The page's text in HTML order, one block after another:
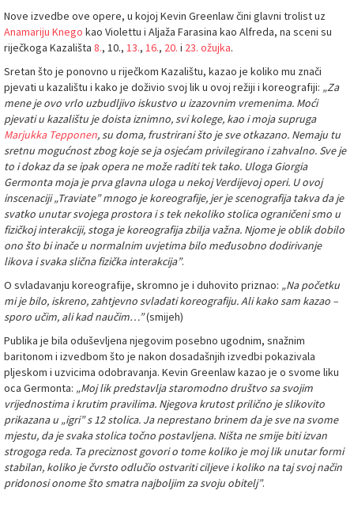
Nove izvedbe ove opere, u kojoj Kevin Greenlaw čini glavni trolist uz
Anamariju Knego kao Violettu i Aljaža Farasina kao Alfreda, na sceni su
riječkoga Kazališta 8., 10., 13., 16., 20. i 23. ožujka.
Sretan što je ponovno u riječkom Kazalištu, kazao je koliko mu znači
pjevati u kazalištu i kako je doživio svoj lik u ovoj režiji i koreografiji: „Za
mene je ovo vrlo uzbudljivo iskustvo u izazovnim vremenima. Moći
pjevati u kazalištu je doista iznimno, svi kolege, kao i moja supruga
Marjukka Tepponen, su doma, frustrirani što je sve otkazano. Nemaju tu
sretnu mogućnost zbog koje se ja osjećam privilegirano i zahvalno. Sve je
to i dokaz da se ipak opera ne može raditi tek tako. Uloga Giorgia
Germonta moja je prva glavna uloga u nekoj Verdijevoj operi. U ovoj
inscenaciji „Traviate” mnogo je koreografije, jer je scenografija takva da je
svatko unutar svojega prostora i s tek nekoliko stolica ograničeni smo u
fizičkoj interakciji, stoga je koreografija zbilja važna. Njome je oblik dobilo
ono što bi inače u normalnim uvjetima bilo međusobno dodirivanje
likova i svaka slična fizička interakcija”.
O svladavanju koreografije, skromno je i duhovito priznao: „Na početku
mi je bilo, iskreno, zahtjevno svladati koreografiju. Ali kako sam kazao –
sporo učim, ali kad naučim…”(smijeh)
Publika je bila oduševljena njegovim posebno ugodnim, snažnim
baritonom i izvedbom što je nakon dosadašnjih izvedbi pokazivala
pljeskom i uzvicima odobravanja. Kevin Greenlaw kazao je o svome liku
oca Germonta: „Moj lik predstavlja staromodno društvo sa svojim
vrijednostima i krutim pravilima. Njegova krutost prilično je slikovito
prikazana u „igri” s 12 stolica. Ja neprestano brinem da je sve na svome
mjestu, da je svaka stolica točno postavljena. Ništa ne smije biti izvan
strogoga reda. Ta preciznost govori o tome koliko je moj lik unutar formi
stabilan, koliko je čvrsto odlučio ostvariti ciljeve i koliko na taj svoj način
pridonosi onome što smatra najboljim za svoju obitelj”.